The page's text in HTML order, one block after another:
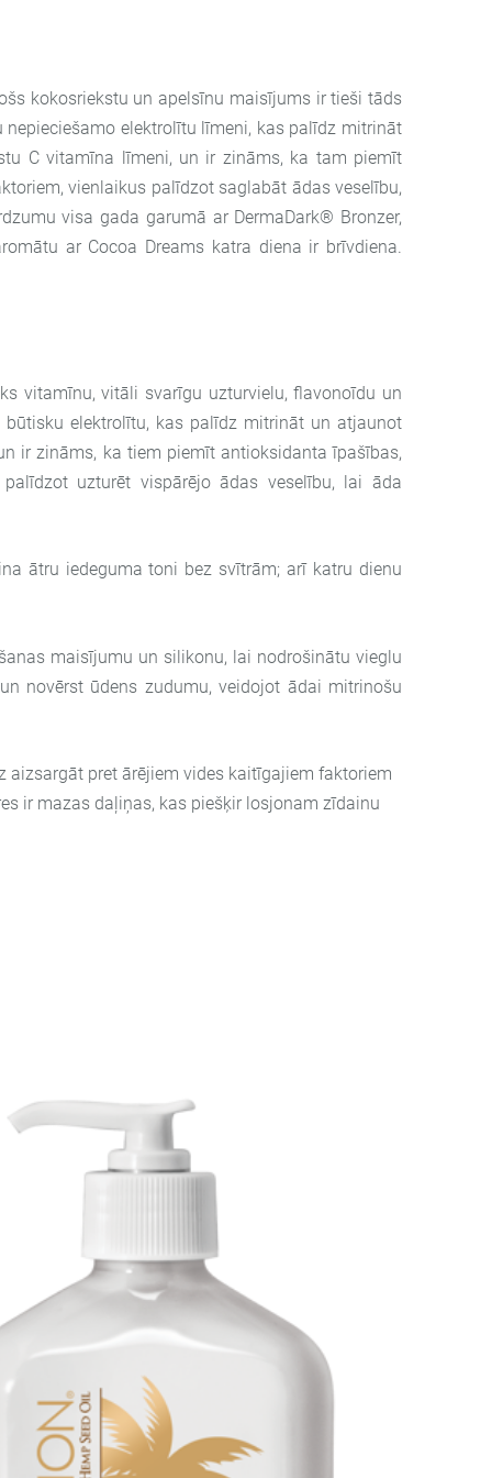
kokosriekstu un apelsīnu maisījums ir tieši tāds
elektrolītu līmeni, kas palīdz mitrināt
C vitamīna līmeni, un ir zināms, ka tam piemīt
vienlaikus palīdzot saglabāt ādas veselību,
visa gada garumā ar DermaDark® Bronzer,
ar Cocoa Dreams katra diena ir brīvdiena.
vitamīnu, vitāli svarīgu uzturvielu, flavonoīdu un
elektrolītu, kas palīdz mitrināt un atjaunot
ir zināms, ka tiem piemīt antioksidanta īpašības,
uzturēt vispārējo ādas veselību, lai āda
ātru iedeguma toni bez svītrām; arī katru dienu
maisījumu un silikonu, lai nodrošinātu vieglu
novērst ūdens zudumu, veidojot ādai mitrinošu
aizsargāt pret ārējiem vides kaitīgajiem faktoriem
ir mazas daļiņas, kas piešķir losjonam zīdainu